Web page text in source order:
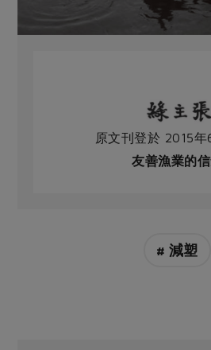
原文刊登於 2015年
友善漁業的
# 減塑